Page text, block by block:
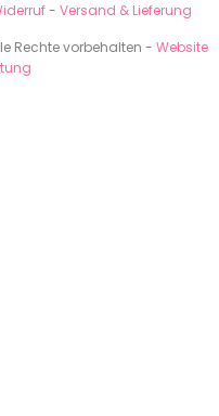
- Versand & Lieferung
Rechte vorbehalten - Website